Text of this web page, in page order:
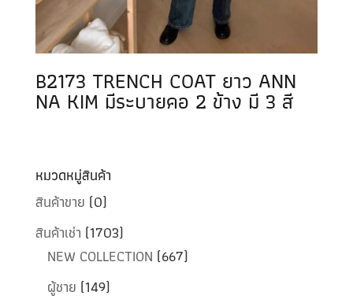
B2173 TRENCH COAT ยาว ANN
NA KIM มีระบายคอ 2 ข้าง มี 3 สี
หมวดหมู่สินค้า
สินค้าขาย (0)
สินค้าเช่า (1703)
NEW COLLECTION (667)
ผู้ชาย (149)